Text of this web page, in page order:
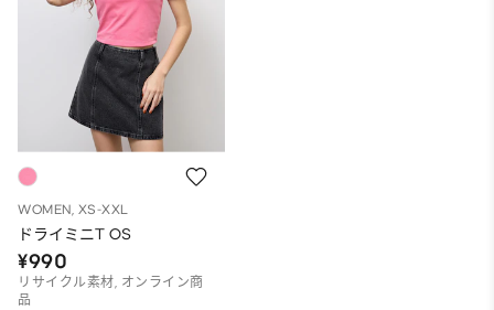
WOMEN, XS-XXL
ドライミニT OS
¥990
リサイクル素材, オンライン商
品